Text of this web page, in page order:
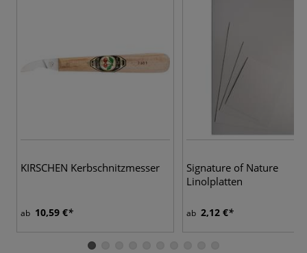
KIRSCHEN Kerbschnitzmesser
ab 10,59 €
Signature of Nature
Linolplatten
ab 2,12 €